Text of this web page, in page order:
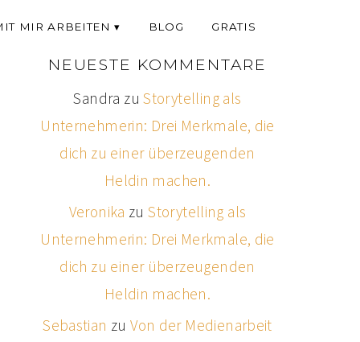
MIR ARBEITEN BLOG GRATIS
NEUESTE KOMMENTARE
Sandra zuStorytelling als
Unternehmerin: Drei Merkmale, die
dich zu einer überzeugenden
Heldin machen.
Veronika zuStorytelling als
Unternehmerin: Drei Merkmale, die
dich zu einer überzeugenden
Heldin machen.
Sebastian zuVon der Medienarbeit